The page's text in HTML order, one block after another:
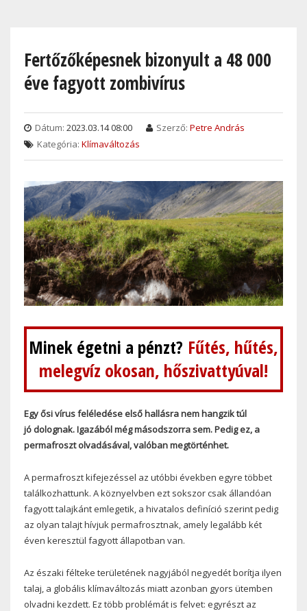
contentFertőzőképesnek bizonyult a 48 000
éve fagyott zombivírus
Dátum: 2023.03.14 08:00 Szerző: Petre András
Kategória: Klímaváltozás
Minek égetni a pénzt? Fűtés, hűtés,
melegvíz okosan, hőszivattyúval!
Egy ősi vírus feléledése első hallásra nem hangzik túl
jó dolognak. Igazából még másodszorra sem. Pedig ez, a
permafroszt olvadásával, valóban megtörténhet.
A permafroszt kifejezéssel az utóbbi években egyre többet
találkozhattunk. A köznyelvben ezt sokszor csak állandóan
fagyott talajkánt emlegetik, a hivatalos definíció szerint pedig
az olyan talajt hívjuk permafrosztnak, amely legalább két
éven keresztül fagyott állapotban van.
Az északi félteke területének nagyjából negyedét borítja ilyen
talaj, a globális klímaváltozás miatt azonban gyors ütemben
olvadni kezdett. Ez több problémát is felvet: egyrészt az